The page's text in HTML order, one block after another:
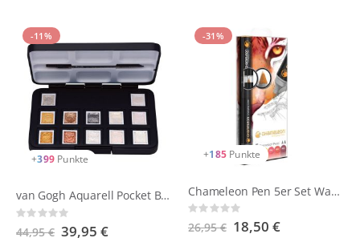
-11%
+399 Punkte
van Gogh Aquarell Pocket Box Interferenz Metallic Edition mit 12 halben Näpfchen von Royal Talens
Rating:
0%
44,95 € Sonderangebot
39,95 €
-31%
+185 Punkte
Chameleon Pen 5er Set Warm Tones
Rating:
0%
26,95 € Sonderangebot
18,50 €